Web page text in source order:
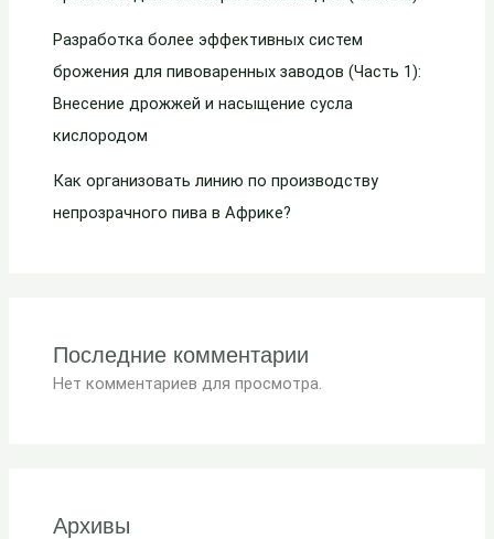
Разработка более эффективных систем
брожения для пивоваренных заводов (Часть 1):
Внесение дрожжей и насыщение сусла
кислородом
Как организовать линию по производству
непрозрачного пива в Африке?
Последние комментарии
Нет комментариев для просмотра.
Архивы